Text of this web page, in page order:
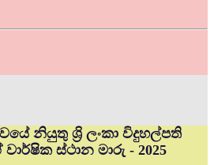
නියුතු ශ්‍රි ලංකා විදුහල්පති
ස්ථාන මාරු - 2025